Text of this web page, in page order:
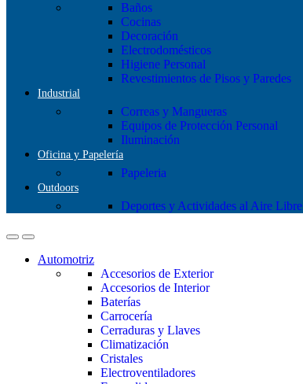
Baños
Cocinas
Decoración
Electrodomésticos
Higiene Personal
Revestimientos de Pisos y Paredes
Industrial
Correas y Mangueras
Equipos de Protección Personal
Iluminación
Oficina y Papelería
Papeleria
Outdoors
Deportes y Actividades al Aire Libre
Automotriz
Accesorios de Exterior
Accesorios de Interior
Baterías
Carrocería
Cerraduras y Llaves
Climatización
Cristales
Electroventiladores